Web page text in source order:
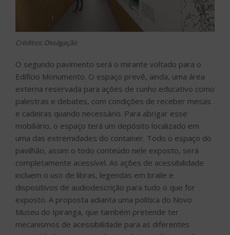
Créditos: Divulgação
O segundo pavimento será o mirante voltado para o
Edifício Monumento. O espaço prevê, ainda, uma área
externa reservada para ações de cunho educativo como
palestras e debates, com condições de receber mesas
e cadeiras quando necessário. Para abrigar esse
mobiliário, o espaço terá um depósito localizado em
uma das extremidades do container. Todo o espaço do
pavilhão, assim o todo conteúdo nele exposto, será
completamente acessível. As ações de acessibilidade
incluem o uso de libras, legendas em braile e
dispositivos de audiodescrição para tudo o que for
exposto. A proposta adianta uma política do Novo
Museu do Ipiranga, que também pretende ter
mecanismos de acessibilidade para as diferentes